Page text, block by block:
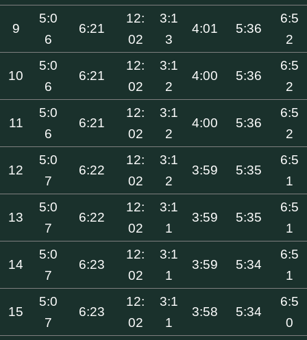
9
5:0
6
6:21
12:
02
3:1
3
4:01 5:36
6:5
2
10
5:0
6
6:21
12:
02
3:1
2
4:00 5:36
6:5
2
11
5:0
6
6:21
12:
02
3:1
2
4:00 5:36
6:5
2
12
5:0
7
6:22
12:
02
3:1
2
3:59 5:35
6:5
1
13
5:0
7
6:22
12:
02
3:1
1
3:59 5:35
6:5
1
14
5:0
7
6:23
12:
02
3:1
1
3:59 5:34
6:5
1
15
5:0
7
6:23
12:
02
3:1
1
3:58 5:34
6:5
0